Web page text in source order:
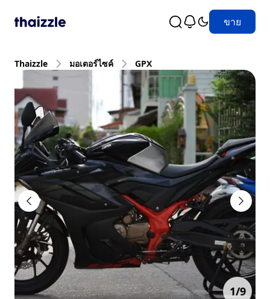
ขาย
Thaizzle มอเตอร์ไซค์ GPX
1/9